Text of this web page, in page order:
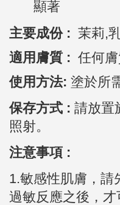
顯著
主要成份 : 茉莉,
適用膚質 : 任何
使用方法: 塗於所
保存方式 : 請放置
照射。
注意事項 :
1.敏感性肌膚，請
過敏反應之後，才